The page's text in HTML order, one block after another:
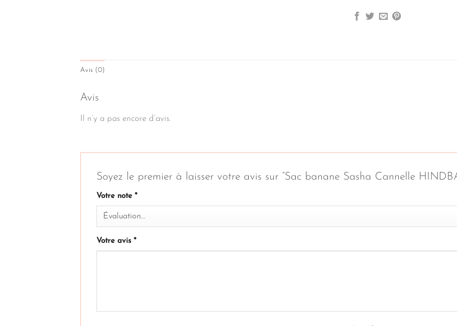
Avis (0)
Avis
Il n’y a pas encore d’avis.
Soyez le premier à laisser votre avis sur “Sac banane Sasha Cannelle
Votre note *
Votre avis *